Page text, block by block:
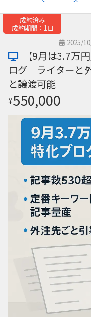
成約済み
成約期間：1日
2025/
【9月は3.7万
ログ｜ライターと
と譲渡可能
¥550,000